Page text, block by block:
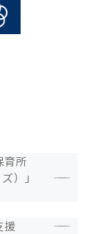
育所
）」
援